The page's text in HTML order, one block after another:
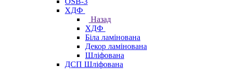
ХДФ
Назад
ХДФ
Біла ламінована
Декор ламінована
Шліфована
ДСП Шліфована